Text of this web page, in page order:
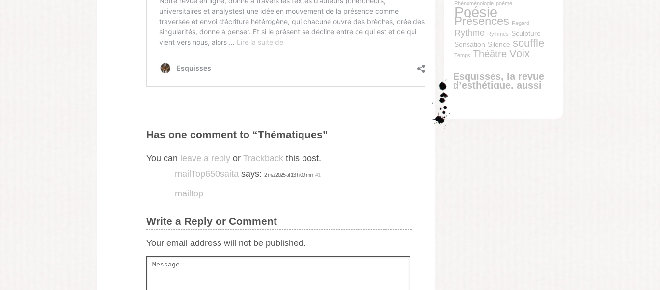
Has one comment to “Thématiques”
You can leave a replyor Trackbackthis post.
mailTop650saita says: 2 mai 2025 at 13 h 09 min-#1
mailtop
Write a Reply or Comment
Your email address will not be published.
Phénoménologie poème
Poésie
Présences Regard
Rythme Rythmes Sculpture
Sensation Silence souffle
Temps Théâtre Voix
Esquisses, la revue
d’esthétique, aussi